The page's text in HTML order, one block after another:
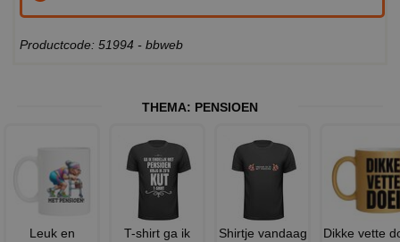
Productcode: 51994 - bbweb
THEMA: PENSIOEN
Leuk en
T-shirt ga ik
Shirtje vandaag
Dikke vette